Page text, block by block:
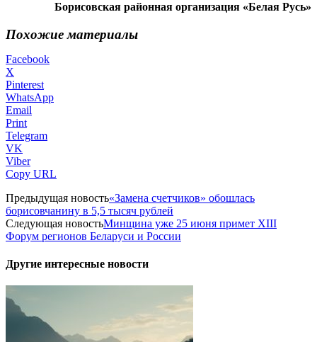
Борисовская районная организация «Белая Русь»
Похожие материалы
Facebook
X
Pinterest
WhatsApp
Email
Print
Telegram
VK
Viber
Copy URL
Предыдущая новость«Замена счетчиков» обошлась
борисовчанину в 5,5 тысяч рублей
Следующая новостьМинщина уже 25 июня примет XIII
Форум регионов Беларуси и России
Другие интересные новости